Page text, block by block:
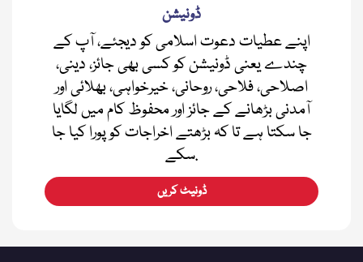
ڈونیشن
اپنے عطیات دعوت اسلامی کو دیجئے، آپ کے
چندے یعنی ڈونیشن کو کسی بھی جائز، دینی،
اصلاحی، فلاحی، روحانی، خیرخواہی، بھلائی اور
آمدنی بڑھانے کے جائز اور محفوظ کام میں لگایا
جا سکتا ہے تا کہ بڑھتے اخراجات کو پورا کیا جا
سکے.
ڈونیٹ کریں